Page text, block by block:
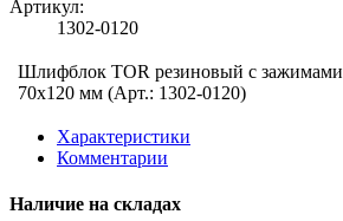
Артикул:
1302-0120
Шлифблок TOR резиновый с зажимами
70х120 мм (Арт.: 1302-0120)
Характеристики
Комментарии
Наличие на складах